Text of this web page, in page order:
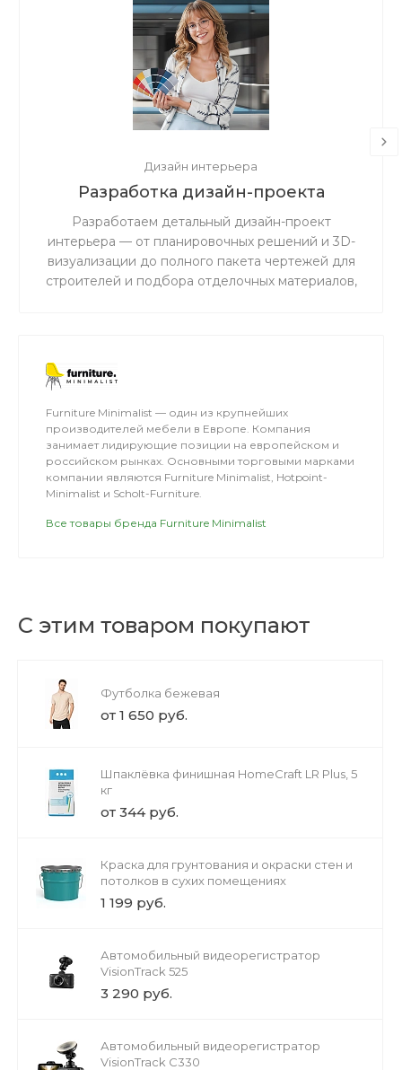
Дизайн интерьера
Разработка дизайн-проекта
Разработаем детальный дизайн-проект
интерьера — от планировочных решений и 3D-
визуализации до полного пакета чертежей для
строителей и подбора отделочных материалов,
Furniture Minimalist — один из крупнейших
производителей мебели в Европе. Компания
занимает лидирующие позиции на европейском и
российском рынках. Основными торговыми марками
компании являются Furniture Minimalist, Hotpoint-
Minimalist и Scholt-Furniture.
Все товары бренда Furniture Minimalist
С этим товаром покупают
Футболка бежевая
от 1 650 руб.
Шпаклёвка финишная HomeCraft LR Plus, 5
кг
от 344 руб.
Краска для грунтования и окраски стен и
потолков в сухих помещениях
1 199 руб.
Автомобильный видеорегистратор
VisionTrack 525
3 290 руб.
Автомобильный видеорегистратор
VisionTrack C330